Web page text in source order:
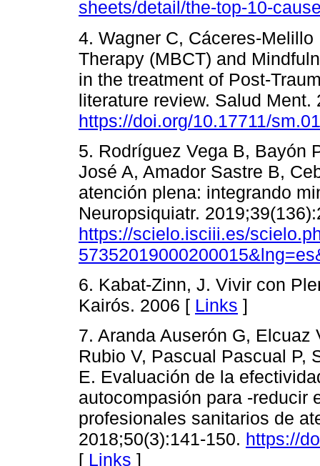
sheets/detail/the-top-10-
4. Wagner C, Cáceres-
Therapy (MBCT) and
in the treatment of Post-
literature review. Salud Ment.
https://doi.org/10.17711/
5. Rodríguez Vega B, Bayón
José A, Amador Sastre B,
atención plena: integrando
Neuropsiquiatr.
https://scielo.isciii.es/
6. Kabat-Zinn, J. Vivir con
Kairós. 2006 [ Links ]
7. Aranda Auserón G,
Rubio V, Pascual Pascual P,
E. Evaluación de la
autocompasión para -reducir
profesionales sanitarios de
2018;50(3):141-150. https://
[ Links ]